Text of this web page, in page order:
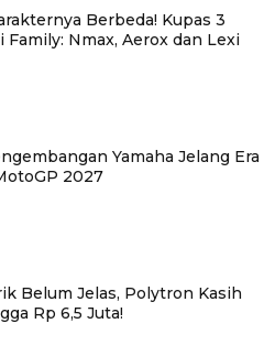
Berbeda! Kupas 3
Family: Nmax, Aerox dan Lexi
Yamaha Jelang Era
2027
Belum Jelas, Polytron Kasih
Rp 6,5 Juta!